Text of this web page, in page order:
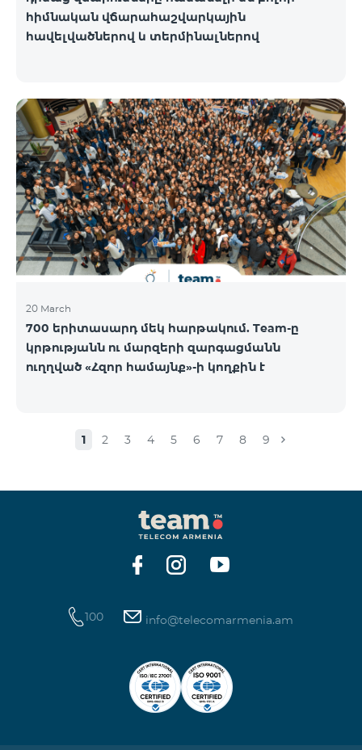
հիմնական վճարահաշվարկային
հավելվածներով և տերմինալներով
20 March
700 երիտասարդ մեկ հարթակում. Team-ը
կրթությանն ու մարզերի զարգացմանն
ուղղված «Հզոր համայնք»-ի կողքին է
1 2 3 4 5 6 7 8 9
100 info@telecomarmenia.am